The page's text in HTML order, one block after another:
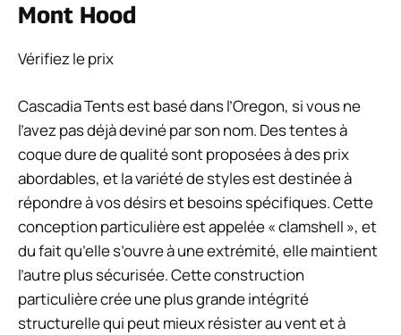
Mont Hood
Vérifiez le prix
Cascadia Tents est basé dans l’Oregon, si vous ne
l’avez pas déjà deviné par son nom. Des tentes à
coque dure de qualité sont proposées à des prix
abordables, et la variété de styles est destinée à
répondre à vos désirs et besoins spécifiques. Cette
conception particulière est appelée « clamshell », et
du fait qu’elle s’ouvre à une extrémité, elle maintient
l’autre plus sécurisée. Cette construction
particulière crée une plus grande intégrité
structurelle qui peut mieux résister au vent et à